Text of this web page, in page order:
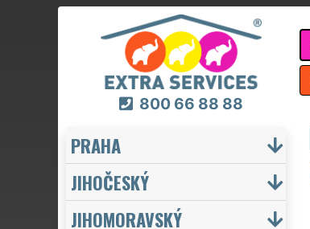
800 66 88 88
PRAHA
JIHOČESKÝ
JIHOMORAVSKÝ